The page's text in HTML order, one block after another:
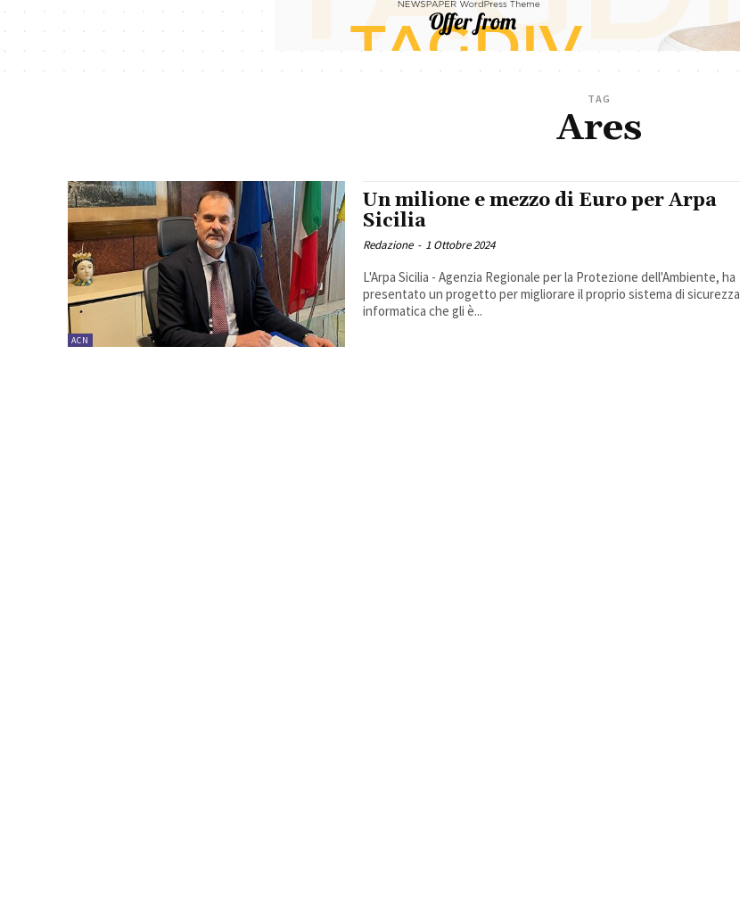
TAG
Ares
ACN
Un milione e mezzo di Euro per Arpa
Sicilia
Redazione - 1 Ottobre 2024
L'Arpa Sicilia - Agenzia Regionale per la Protezione dell'Ambiente, ha
presentato un progetto per migliorare il proprio sistema di sicurezza
informatica che gli è...